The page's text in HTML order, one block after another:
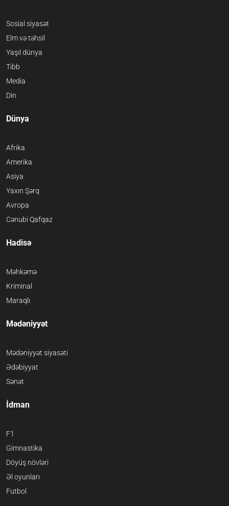
Sosial siyasət
Elm və təhsil
Yaşıl dünya
Tibb
Media
Din
Dünya
Afrika
Amerika
Asiya
Yaxın Şərq
Avropa
Cənubi Qafqaz
Hadisə
Məhkəmə
Kriminal
Maraqlı
Mədəniyyət
Mədəniyyət siyasəti
Ədəbiyyat
Sənət
İdman
F1
Gimnastika
Döyüş növləri
Əl oyunları
Futbol